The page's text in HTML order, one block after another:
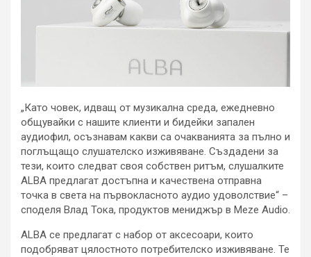
„Като човек, идващ от музикална среда, ежедневно
общувайки с нашите клиенти и бидейки запален
аудиофил, осъзнавам какви са очакванията за пълно и
поглъщащо слушателско изживяване. Създадени за
тези, които следват своя собствен ритъм, слушалките
ALBA предлагат достъпна и качествена отправна
точка в света на първокласното аудио удоволствие“ –
споделя Влад Тока, продуктов мениджър в Meze Audio.
ALBA се предлагат с набор от аксесоари, които
подобряват цялостното потребителско изживяване. Те